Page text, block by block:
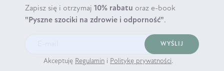
Zapisz się i otrzymaj 10% rabatu oraz e-book
"Pyszne szociki na zdrowie i odporność".
WYŚLIJ
Akceptuję Regulamin i Politykę prywatności.